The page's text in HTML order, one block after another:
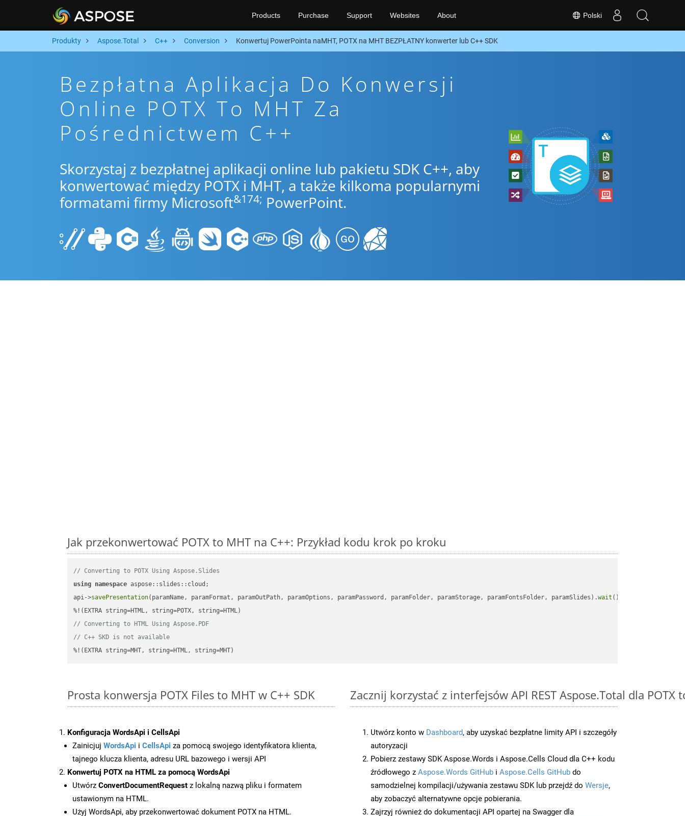
Polski
Products Purchase Support Websites About
Produkty Aspose.Total C++ Conversion Konwertuj PowerPointa naMHT, POTX na MHT BEZPŁATNY konwerter lub C++ SDK
Bezpłatna Aplikacja Do Konwersji
Online POTX To MHT Za
Pośrednictwem C++
Skorzystaj z bezpłatnej aplikacji online lub pakietu SDK C++, aby
konwertować między POTX i MHT, a także kilkoma popularnymi
formatami firmy Microsoft&174; PowerPoint.
Jak przekonwertować POTX to MHT na C++: Przykład kodu krok po kroku
// Converting to POTX Using Aspose.Slides
using namespace aspose::slides::cloud;
api->savePresentation(paramName, paramFormat, paramOutPath, paramOptions, paramPassword, paramFolder, paramStorage, paramFontsFolder, paramSlides).wait ();
// Converting to HTML Using Aspose.PDF
// C++ SKD is not available
%!(EXTRA string=MHT, string=HTML, string=MHT)
Prosta konwersja POTX Files to MHT w C++ SDK
Konfiguracja WordsApi i CellsApi
Zainicjuj WordsApi i CellsApi za pomocą swojego identyfikatora klienta,
tajnego klucza klienta, adresu URL bazowego i wersji API
Konwertuj POTX na HTML za pomocą WordsApi
Utwórz ConvertDocumentRequest z lokalną nazwą pliku i formatem
ustawionym na HTML.
Użyj WordsApi, aby przekonwertować dokument POTX na HTML.
Zacznij korzystać z interfejsów API REST Aspose.Total dla POTX
Utwórz konto w Dashboard, aby uzyskać bezpłatne limity API i szczegóły
autoryzacji
Pobierz zestawy SDK Aspose.Words i Aspose.Cells Cloud dla C++ kodu
źródłowego z Aspose.Words GitHub i Aspose.Cells GitHub do
samodzielnej kompilacji/używania zestawu SDK lub przejdź do Wersje,
aby zobaczyć alternatywne opcje pobierania.
Zajrzyj również do dokumentacji API opartej na Swagger dla